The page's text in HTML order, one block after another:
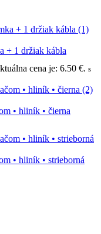
+ 1 držiak kábla
cena je: 6.50 €. s
• hliník • čierna
• hliník • strieborná